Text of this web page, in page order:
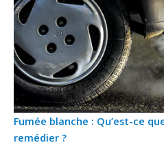
Fumée blanche : Qu’est-ce
remédier ?